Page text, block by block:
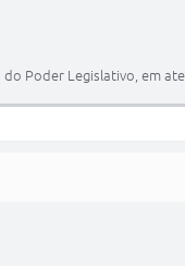
Poder Legislativo, em